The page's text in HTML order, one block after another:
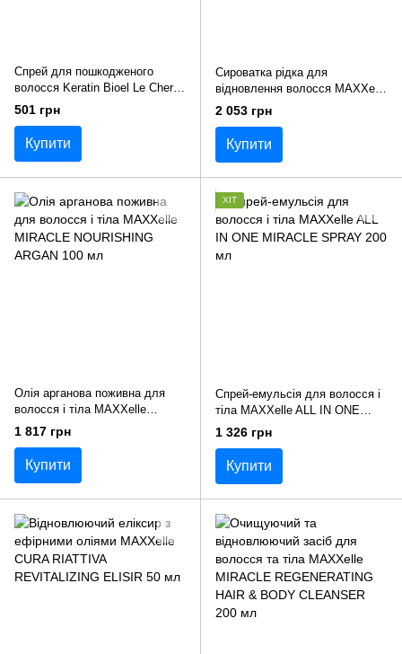
Спрей для пошкодженого
волосся Keratin Bioel Le Cher
250 мл
501 грн
Купити
Сироватка рідка для
відновлення волосся MAXXelle
CURA biOTHERAPY HAIR
RECOVERY SERUM 200 мл
2 053 грн
Купити
Олія арганова поживна для
волосся і тіла MAXXelle
MIRACLE NOURISHING
ARGAN 100 мл
1 817 грн
Купити
ХІТ
Спрей-емульсія для волосся і
тіла MAXXelle ALL IN ONE
MIRACLE SPRAY 200 мл
1 326 грн
Купити